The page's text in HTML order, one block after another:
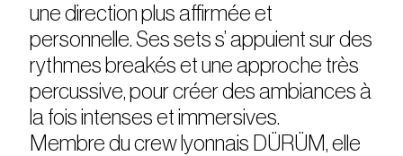
une direction plus affirmée et
personnelle. Ses sets s’ appuient sur des
rythmes breakés et une approche très
percussive, pour créer des ambiances à
la fois intenses et immersives.
Membre du crew lyonnais DÜRÜM, elle